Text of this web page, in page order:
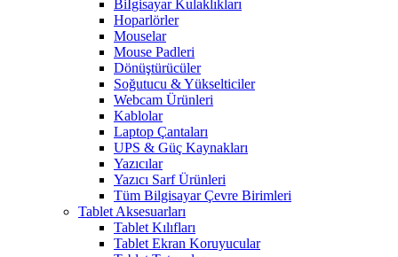
BiIgisayar Kulaklıkları
Hoparlörler
Mouselar
Mouse Padleri
Dönüştürücüler
Soğutucu & Yükselticiler
Webcam Ürünleri
Kablolar
Laptop Çantaları
UPS & Güç Kaynakları
Yazıcılar
Yazıcı Sarf Ürünleri
Tüm Bilgisayar Çevre Birimleri
Tablet Aksesuarları
Tablet Kılıfları
Tablet Ekran Koruyucular